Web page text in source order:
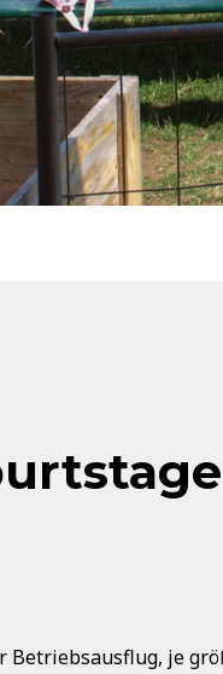
Betriebsausflug, je